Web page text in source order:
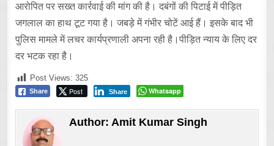
आरोपित पर सख्त कार्रवाई की मांग की है। दबंगों की पिटाई में पीड़ित
जगलाल का हाथ टूट गया है। जबड़े में गंभीर चोटें आई हैं। इसके बाद भी
पुलिस मामले में लचर कार्यप्रणाली अपना रही है।पीड़ित न्याय के लिए दर
दर भटक रहा है।
Post Views: 325
Share Post Share Whatsapp
Author:Amit Kumar Singh